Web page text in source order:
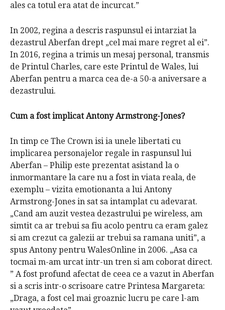
ales ca totul era atat de incurcat.”
In 2002, regina a descris raspunsul ei intarziat la
dezastrul Aberfan drept „cel mai mare regret al ei”.
In 2016, regina a trimis un mesaj personal, transmis
de Printul Charles, care este Printul de Wales, lui
Aberfan pentru a marca cea de-a 50-a aniversare a
dezastrului.
Cum a fost implicat Antony Armstrong-Jones?
In timp ce The Crown isi ia unele libertati cu
implicarea personajelor regale in raspunsul lui
Aberfan – Philip este prezentat asistand la o
inmormantare la care nu a fost in viata reala, de
exemplu – vizita emotionanta a lui Antony
Armstrong-Jones in sat sa intamplat cu adevarat.
„Cand am auzit vestea dezastrului pe wireless, am
simtit ca ar trebui sa fiu acolo pentru ca eram galez
si am crezut ca galezii ar trebui sa ramana uniti”, a
spus Antony pentru WalesOnline in 2006. „Asa ca
tocmai m-am urcat intr-un tren si am coborat direct.
” A fost profund afectat de ceea ce a vazut in Aberfan
si a scris intr-o scrisoare catre Printesa Margareta:
„Draga, a fost cel mai groaznic lucru pe care l-am